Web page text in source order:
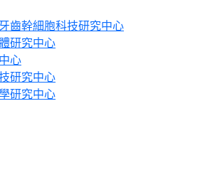
齒幹細胞科技研究中心
研究中心
心
研究中心
研究中心